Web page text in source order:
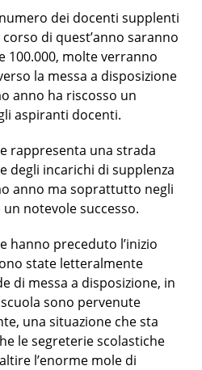
dei docenti supplenti
di quest’anno saranno
molte verranno
la messa a disposizione
anno ha riscosso un
aspiranti docenti.
rappresenta una strada
degli incarichi di supplenza
anno ma soprattutto negli
notevole successo.
hanno preceduto l’inizio
state letteralmente
di messa a disposizione, in
sono pervenute
una situazione che sta
le segreterie scolastiche
l’enorme mole di